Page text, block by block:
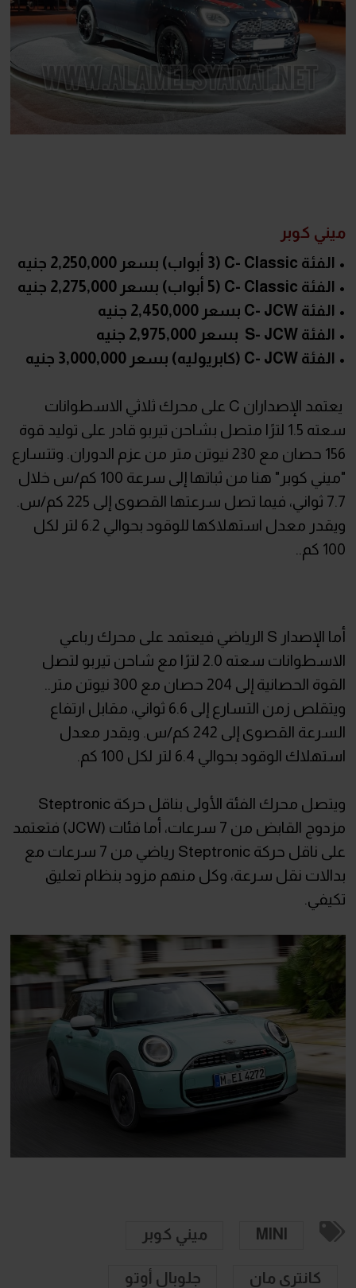
ميني كوبر
• الفئة C- Classic (3 أبواب) بسعر 2,250,000 جنيه
• الفئة C- Classic (5 أبواب) بسعر 2,275,000 جنيه
• الفئة C- JCW بسعر 2,450,000 جنيه
• الفئة S- JCW بسعر 2,975,000 جنيه
• الفئة C- JCW (كابريوليه) بسعر 3,000,000 جنيه
يعتمد الإصداران C على محرك ثلاثي الاسطوانات
سعته 1.5 لترًا متصل بشاحن تيربو قادر على توليد قوة
156 حصان مع 230 نيوتن متر من عزم الدوران. وتتسارع
"ميني كوبر" هنا من ثباتها إلى سرعة 100 كم/س خلال
7.7 ثواني، فيما تصل سرعتها القصوى إلى 225 كم/س.
ويقدر معدل استهلاكها للوقود بحوالي 6.2 لتر لكل
100 كم..
أما الإصدار S الرياضي فيعتمد على محرك رباعي
الاسطوانات سعته 2.0 لترًا مع شاحن تيربو لتصل
القوة الحصانية إلى 204 حصان مع 300 نيوتن متر..
ويتقلص زمن التسارع إلى 6.6 ثواني، مقابل ارتفاع
السرعة القصوى إلى 242 كم/س. ويقدر معدل
استهلاك الوقود بحوالي 6.4 لتر لكل 100 كم.
ويتصل محرك الفئة الأولى بناقل حركة Steptronic
مزدوج القابض من 7 سرعات، أما فئات (JCW) فتعتمد
على ناقل حركة Steptronic رياضي من 7 سرعات مع
بدالات نقل سرعة، وكل منهم مزود بنظام تعليق
تكيفي.
MINI ميني كوبر
كانتري مان جلوبال أوتو